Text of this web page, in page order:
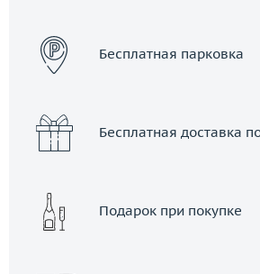
Бесплатная парковка
Бесплатная доставка
Подарок при покупке